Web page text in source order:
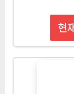
현